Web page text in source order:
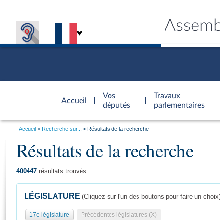
Accueil
d'accueil
Vos
députés
Travaux
parlementaires
Général
Vous
Accueil Recherche sur... Résultats de la recherche
Résultats de la recherche
400447 résultats trouvés
LÉGISLATURE (Cliquez sur l'un des boutons pour faire un choix)
17e législature Précédentes législatures (X)